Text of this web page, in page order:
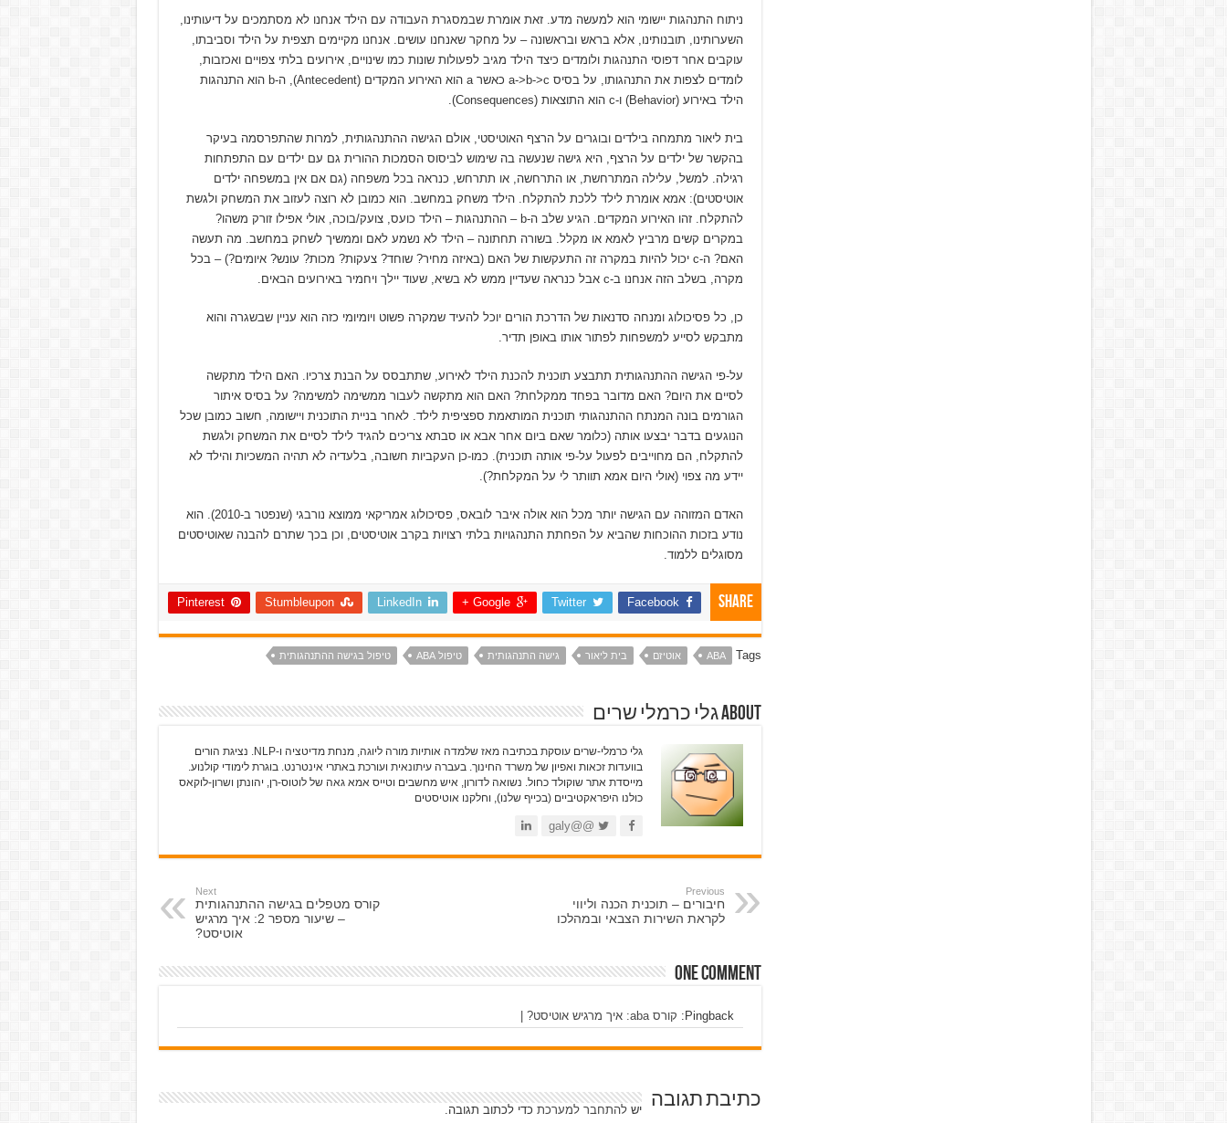
ניתוח התנהגות יישומי הוא למעשה מדע. זאת אומרת שבמסגרת העבודה עם הילד אנחנו לא מסתמכים על דיעותינו,
השערותינו, תובנותינו, אלא בראש ובראשונה – על מחקר שאנחנו עושים. אנחנו מקיימים תצפית על הילד וסביבתו,
עוקבים אחר דפוסי התנהגות ולומדים כיצד הילד מגיב לפעולות שונות כמו שינויים, אירועים בלתי צפויים ואכזבות,
לומדים לצפות את התנהגותו, על בסיס a->b->c כאשר a הוא האירוע המקדים (Antecedent), ה-b הוא התנהגות
הילד באירוע (Behavior) ו-c הוא התוצאות (Consequences).
בית ליאור מתמחה בילדים ובוגרים על הרצף האוטיסטי, אולם הגישה ההתנהגותית, למרות שהתפרסמה בעיקר
בהקשר של ילדים על הרצף, היא גישה שנעשה בה שימוש לביסוס הסמכות ההורית גם עם ילדים עם התפתחות
רגילה. למשל, עלילה המתרחשת, או התרחשה, או תתרחש, כנראה בכל משפחה (גם אם אין במשפחה ילדים
אוטיסטים): אמא אומרת לילד ללכת להתקלח. הילד משחק במחשב. הוא כמובן לא רוצה לעזוב את המשחק ולגשת
להתקלח. זהו האירוע המקדים. הגיע שלב ה-b – ההתנהגות – הילד כועס, צועק/בוכה, אולי אפילו זורק משהו?
במקרים קשים מרביץ לאמא או מקלל. בשורה תחתונה – הילד לא נשמע לאם וממשיך לשחק במחשב. מה תעשה
האם? ה-c יכול להיות במקרה זה התעקשות של האם (באיזה מחיר? שוחד? צעקות? מכות? עונש? איומים?) – בכל
מקרה, בשלב הזה אנחנו ב-c אבל כנראה שעדיין ממש לא בשיא, שעוד יילך ויחמיר באירועים הבאים.
כן, כל פסיכולוג ומנחה סדנאות של הדרכת הורים יוכל להעיד שמקרה פשוט ויומיומי כזה הוא עניין שבשגרה והוא
מתבקש לסייע למשפחות לפתור אותו באופן תדיר.
על-פי הגישה ההתנהגותית תתבצע תוכנית להכנת הילד לאירוע, שתתבסס על הבנת צרכיו. האם הילד מתקשה
לסיים את היום? האם מדובר בפחד ממקלחת? האם הוא מתקשה לעבור ממשימה למשימה? על בסיס איתור
הגורמים בונה המנתח ההתנהגותי תוכנית המותאמת ספציפית לילד. לאחר בניית התוכנית ויישומה, חשוב כמובן שכל
הנוגעים בדבר יבצעו אותה (כלומר שאם ביום אחר אבא או סבתא צריכים להגיד לילד לסיים את המשחק ולגשת
להתקלח, הם מחוייבים לפעול על-פי אותה תוכנית). כמו-כן העקביות חשובה, בלעדיה לא תהיה המשכיות והילד לא
יידע מה צפוי (אולי היום אמא תוותר לי על המקלחת?).
האדם המזוהה עם הגישה יותר מכל הוא אולה איבר לובאס, פסיכולוג אמריקאי ממוצא נורבגי (שנפטר ב-2010). הוא
נודע בזכות ההוכחות שהביא על הפחתת התנהגויות בלתי רצויות בקרב אוטיסטים, וכן בכך שתרם להבנה שאוטיסטים
מסוגלים ללמוד.
Share
Facebook
Twitter
Google +
LinkedIn
Stumbleupon
Pinterest
Tags
ABA אוטיזם בית ליאור גישה התנהגותית טיפול ABA טיפול בגישה ההתנהגותית
About גלי כרמלי שרים
גלי כרמלי-שרים עוסקת בכתיבה מאז שלמדה אותיות מורה ליוגה, מנחת מדיטציה ו-NLP. נציגת הורים
בוועדות זכאות ואפיון של משרד החינוך. בעברה עיתונאית ועורכת באתרי אינטרנט. בוגרת לימודי קולנוע.
מייסדת אתר שוקולד כחול. נשואה לדורון, איש מחשבים וטייס אמא גאה של לוטוס-רן, יהונתן ושרון-לוקאס
כולנו היפראקטיביים (בכייף שלנו), וחלקנו אוטיסטים
@@galy
Previous
חיבורים – תוכנית הכנה וליווי
לקראת השירות הצבאי ובמהלכו
Next
קורס מטפלים בגישה ההתנהגותית
– שיעור מספר 2: איך מרגיש
אוטיסט?
One comment
Pingback: קורס aba: איך מרגיש אוטיסט? |
כתיבת תגובה ישלהתחבר למערכת כדי לכתוב תגובה.